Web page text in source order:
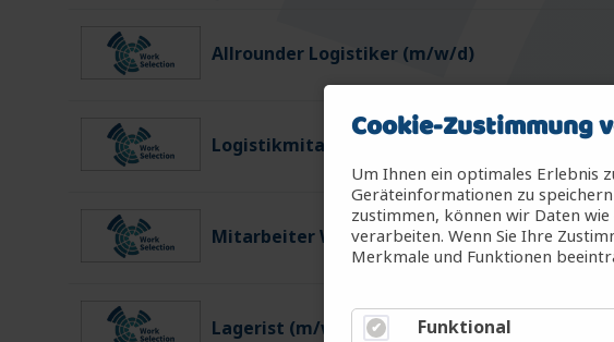
Allrounder Logistiker (m/w/d)
Logistikmitarbeiter (m/w/d)
Mitarbeiter Warenein-/ausgang (m/w/d)
Lagerist (m/w/d)
Cookie-Zustimmung
Um Ihnen ein optimales Erlebnis
Geräteinformationen zu
zustimmen, können wir Daten
verarbeiten. Wenn Sie Ihre
Merkmale und Funktionen
Funktional